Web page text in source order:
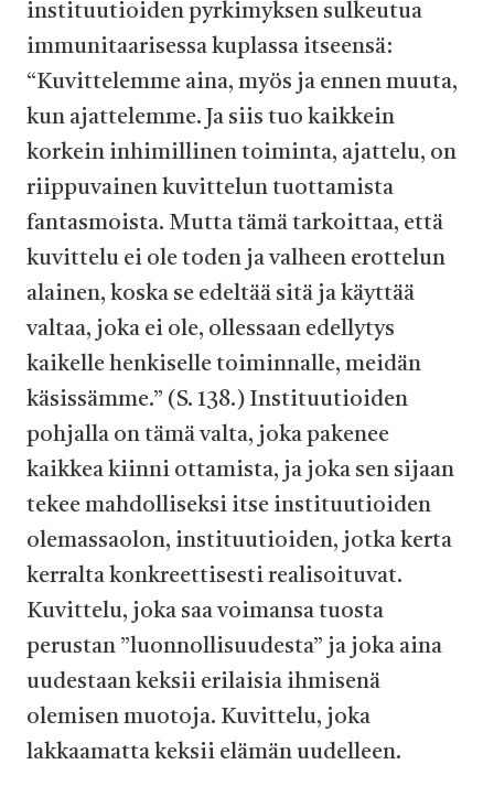
instituutioiden pyrkimyksen sulkeutua
immunitaarisessa kuplassa itseensä:
“Kuvittelemme aina, myös ja ennen muuta,
kun ajattelemme. Ja siis tuo kaikkein
korkein inhimillinen toiminta, ajattelu, on
riippuvainen kuvittelun tuottamista
fantasmoista. Mutta tämä tarkoittaa, että
kuvittelu ei ole toden ja valheen erottelun
alainen, koska se edeltää sitä ja käyttää
valtaa, joka ei ole, ollessaan edellytys
kaikelle henkiselle toiminnalle, meidän
käsissämme.” (S. 138.) Instituutioiden
pohjalla on tämä valta, joka pakenee
kaikkea kiinni ottamista, ja joka sen sijaan
tekee mahdolliseksi itse instituutioiden
olemassaolon, instituutioiden, jotka kerta
kerralta konkreettisesti realisoituvat.
Kuvittelu, joka saa voimansa tuosta
perustan ”luonnollisuudesta” ja joka aina
uudestaan keksii erilaisia ihmisenä
olemisen muotoja. Kuvittelu, joka
lakkaamatta keksii elämän uudelleen.